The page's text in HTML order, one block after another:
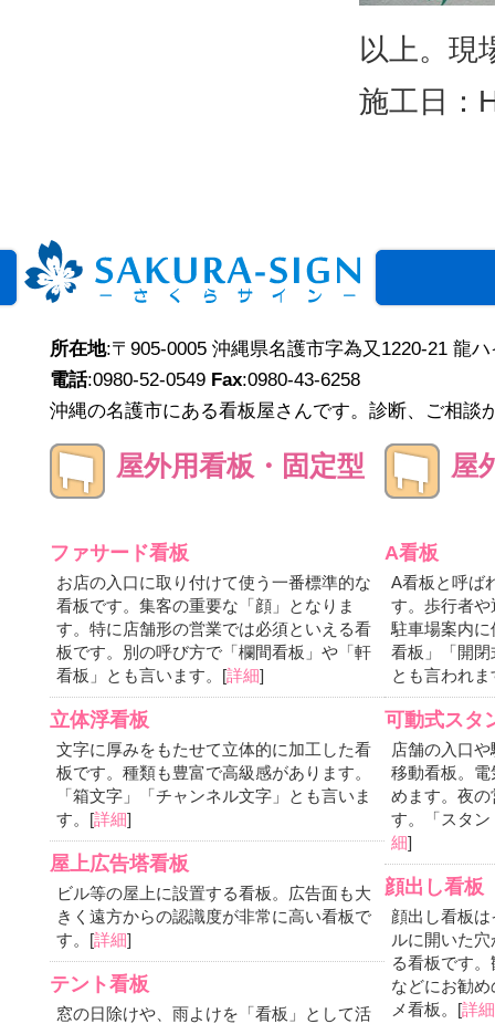
以上。現
施工日：
所在地:〒905-0005 沖縄県名護市字為又1220-21 龍
電話:0980-52-0549 Fax:0980-43-6258
沖縄の名護市にある看板屋さんです。診断、ご相
屋外用看板・固定型
ファサード看板
お店の入口に取り付けて使う一番標準的な
看板です。集客の重要な「顔」となりま
す。特に店舗形の営業では必須といえる看
板です。別の呼び方で「欄間看板」や「軒
看板」とも言います。[詳細]
立体浮看板
文字に厚みをもたせて立体的に加工した看
板です。種類も豊富で高級感があります。
「箱文字」「チャンネル文字」とも言いま
す。[詳細]
屋上広告塔看板
ビル等の屋上に設置する看板。広告面も大
きく遠方からの認識度が非常に高い看板で
す。[詳細]
テント看板
窓の日除けや、雨よけを「看板」として活
屋
A看板
A看板と呼ば
す。歩行者
駐車場案内
看板」「開
とも言われま
可動式スタ
店舗の入口
移動看板。
めます。夜
す。「スタ
細]
顔出し看板
顔出し看板
ルに開いた
る看板です
などにお勧
メ看板。[詳細